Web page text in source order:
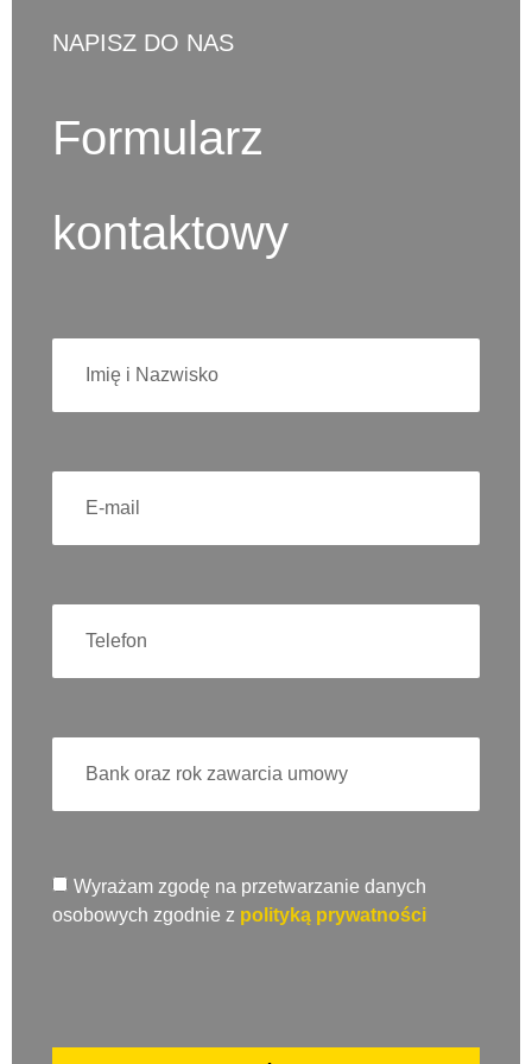
NAPISZ DO NAS
Formularz
kontaktowy
Wyrażam zgodę na przetwarzanie danych
osobowych zgodnie z polityką prywatności